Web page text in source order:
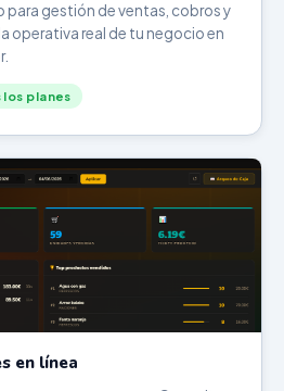
gestión de ventas, cobros y
operativa real de tu negocio en
planes
en línea